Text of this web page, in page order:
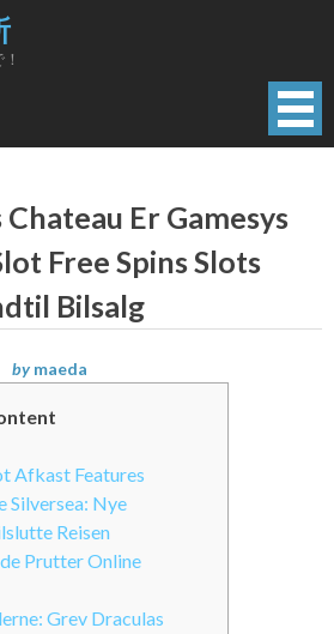
Er Gamesys
Free Spins Slots
Bilsalg
by maeda
Afkast Features
Silversea: Nye
Reisen
Prutter Online
Grev Draculas